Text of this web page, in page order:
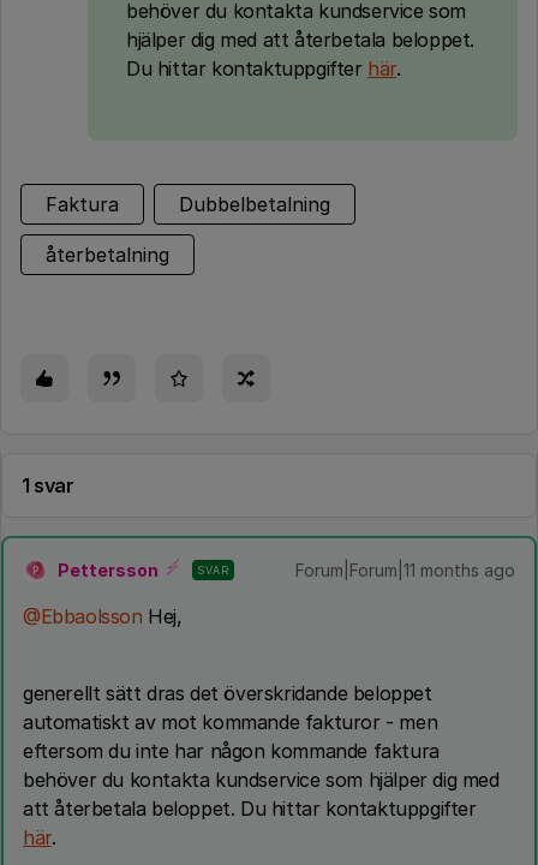
behöver du kontakta kundservice som
hjälper dig med att återbetala beloppet.
Du hittar kontaktuppgifter här.
Faktura Dubbelbetalning
återbetalning
1 svar
P Pettersson SVAR Forum|Forum|11 months ago
@Ebbaolsson Hej,
generellt sätt dras det överskridande beloppet
automatiskt av mot kommande fakturor - men
eftersom du inte har någon kommande faktura
behöver du kontakta kundservice som hjälper dig med
att återbetala beloppet. Du hittar kontaktuppgifter
här.